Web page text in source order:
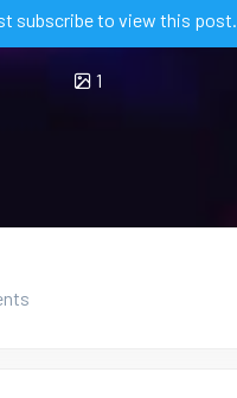
subscribe to view this post.
1